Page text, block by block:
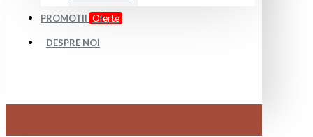
PROMOTII Oferte
DESPRE NOI